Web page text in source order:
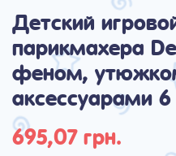
Детский
парикмахера
феном,
аксессуарами
695,07 грн.